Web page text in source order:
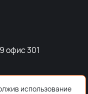
офис 301
использование